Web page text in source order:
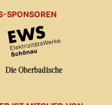
SPONSOREN